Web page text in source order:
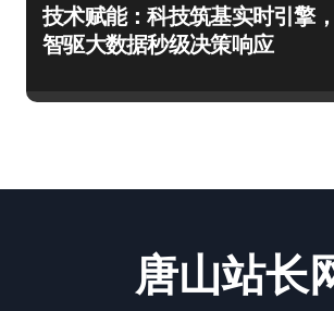
技术赋能：科技筑基实时引擎，
智驱大数据秒级决策响应
唐山站长